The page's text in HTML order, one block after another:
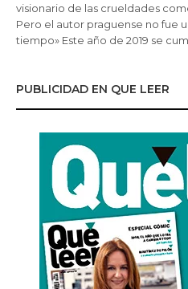
visionario de las crueldades
Pero el autor praguense no fue
tiempo» Este año de 2019 se
PUBLICIDAD EN QUE LEER